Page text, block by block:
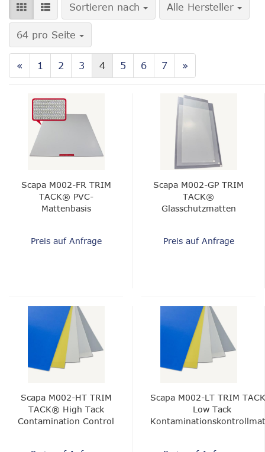
Sortieren nach
Sortieren nach Alle Hersteller
64 pro Seite
pro Seite
« 1 2 3 4 5 6 7 »
Scapa M002-FR TRIM
TACK® PVC-
Mattenbasis
Preis auf Anfrage
Scapa M002-GP TRIM
TACK®
Glasschutzmatten
Preis auf Anfrage
Scapa M002-HT TRIM
TACK® High Tack
Contamination Control
Scapa M002-LT TRIM
Low Tack